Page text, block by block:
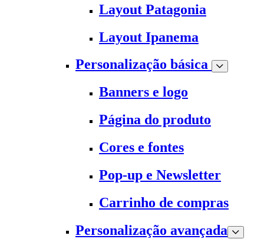
Layout Patagonia
Layout Ipanema
Personalização básica
Banners e logo
Página do produto
Cores e fontes
Pop-up e Newsletter
Carrinho de compras
Personalização avançada